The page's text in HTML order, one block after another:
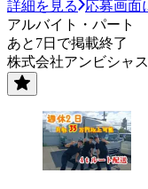
詳細を見る
応募画面
アルバイト・パート
あと7日で掲載終了
株式会社アンビシャ